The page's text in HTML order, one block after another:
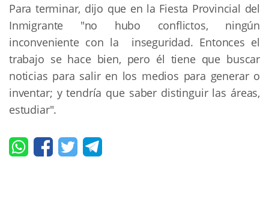
Para terminar, dijo que en la Fiesta Provincial del
Inmigrante "no hubo conflictos, ningún
inconveniente con la inseguridad. Entonces el
trabajo se hace bien, pero él tiene que buscar
noticias para salir en los medios para generar o
inventar; y tendría que saber distinguir las áreas,
estudiar".